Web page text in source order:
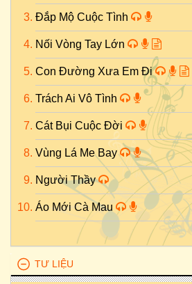
Đắp Mộ Cuộc Tình
Nối Vòng Tay Lớn
Con Đường Xưa Em Đi
Trách Ai Vô Tình
Cát Bụi Cuộc Đời
Vùng Lá Me Bay
Người Thầy
Áo Mới Cà Mau
TƯ LIỆU